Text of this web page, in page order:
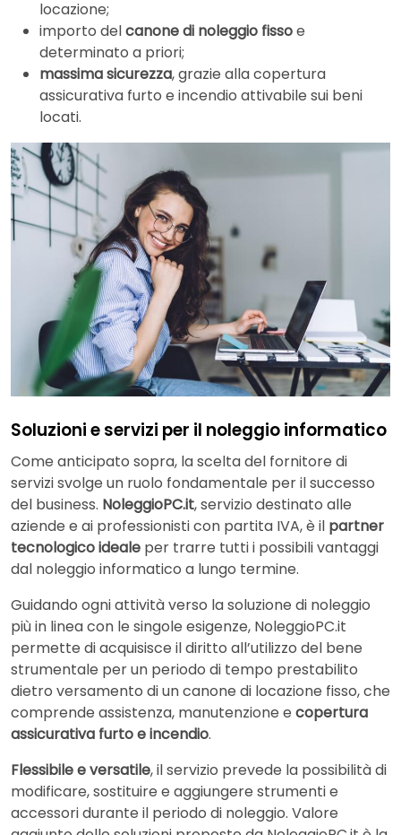
locazione;
importo delcanone di noleggio fissoe
determinato a priori;
massima sicurezza, grazie alla copertura
assicurativa furto e incendio attivabile sui beni
locati.
Soluzioni e servizi per il noleggio informatico
Come anticipato sopra, la scelta del fornitore di
servizi svolge un ruolo fondamentale per il successo
del business. NoleggioPC.it, servizio destinato alle
aziende e ai professionisti con partita IVA, è il partner
tecnologico ideale per trarre tutti i possibili vantaggi
dal noleggio informatico a lungo termine.
Guidando ogni attività verso la soluzione di noleggio
più in linea con le singole esigenze, NoleggioPC.it
permette di acquisisce il diritto all’utilizzo del bene
strumentale per un periodo di tempo prestabilito
dietro versamento di un canone di locazione fisso, che
comprende assistenza, manutenzione e copertura
assicurativa furto e incendio.
Flessibile e versatile, il servizio prevede la possibilità di
modificare, sostituire e aggiungere strumenti e
accessori durante il periodo di noleggio. Valore